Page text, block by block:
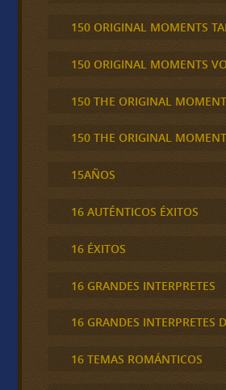
150 ORIGINAL MOMENTS
150 ORIGINAL MOMENTS
150 THE ORIGINAL
150 THE ORIGINAL
15AÑOS
16 AUTÉNTICOS ÉXITOS
16 ÉXITOS
16 GRANDES INTERPRETES
16 GRANDES INTERPRETES
16 TEMAS ROMÁNTICOS